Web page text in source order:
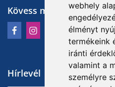
webhely
élményt
termékeink
iránti
valamint a
személyre
Kövess minket
Hírlevél